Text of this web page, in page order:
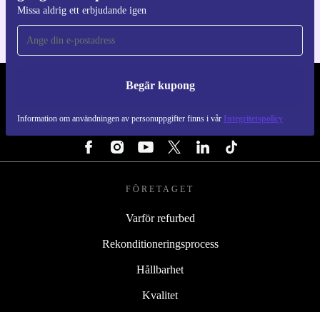
Missa aldrig ett erbjudande igen
Begär kupong
Information om användningen av personuppgifter finns i vår Integritetspolicy
REFURBED SVERIGE - RETHINK NEW.
FÖLJ OSS
FÖRETAGET
Varför refurbed
Rekonditioneringsprocess
Hållbarhet
Kvalitet